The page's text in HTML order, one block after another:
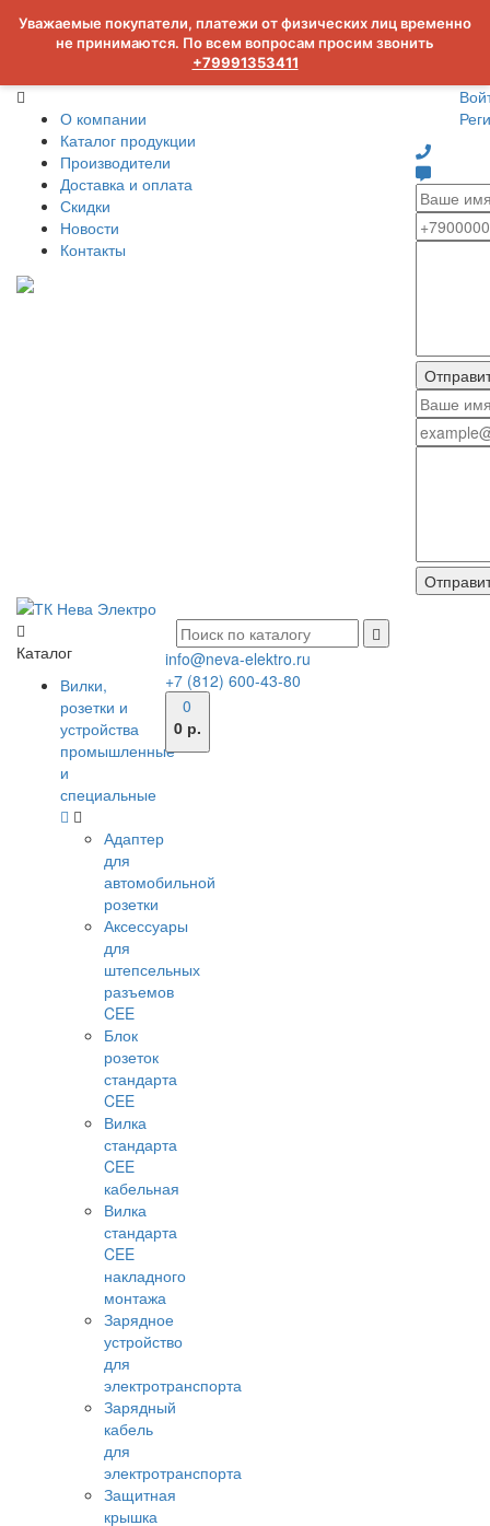
Уважаемые покупатели, платежи от физических лиц временно
не принимаются. По всем вопросам просим звонить
+79991353411
О компании
Каталог продукции
Производители
Доставка и оплата
Скидки
Новости
Контакты
Каталог
Вилки,
розетки и
устройства
промышленные
и
специальные
Адаптер
для
автомобильной
розетки
Аксессуары
для
штепсельных
разъемов
CEE
Блок
розеток
стандарта
CEE
Вилка
стандарта
CEE
кабельная
Вилка
стандарта
CEE
накладного
монтажа
Зарядное
устройство
для
электротранспорта
Зарядный
кабель
для
электротранспорта
Защитная
крышка
info@neva-elektro.ru
+7 (812) 600-43-80
0
0 р.